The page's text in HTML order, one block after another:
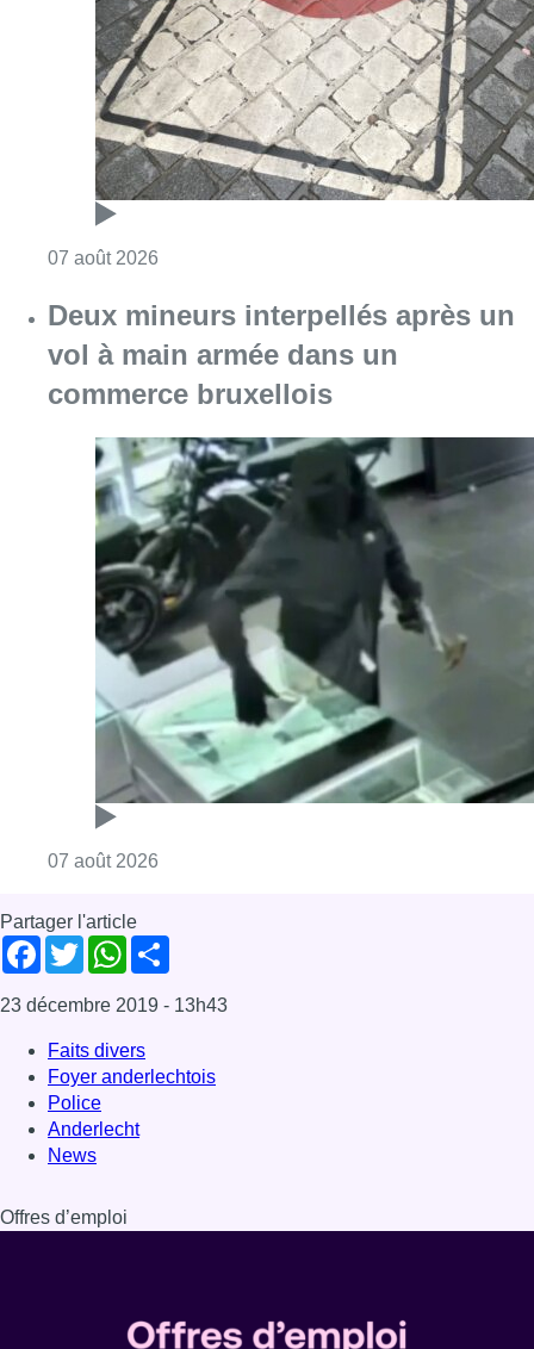
07 août 2026
Deux mineurs interpellés après un
vol à main armée dans un
commerce bruxellois
07 août 2026
Partager l'article
Facebook
TwitterWhatsApp
23 décembre 2019 - 13h43
Faits divers
Foyer anderlechtois
Police
Anderlecht
News
Offres d’emploi